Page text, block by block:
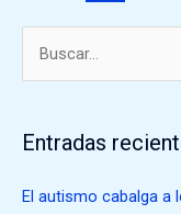
c
a
Entradas
El autismo cabalga a